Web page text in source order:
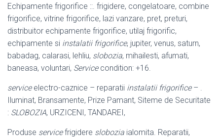
Echipamente frigorifice ::. frigidere, congelatoare, combine
frigorifice, vitrine frigorifice, lazi vanzare, pret, preturi,
distribuitor echipamente frigorifice, utilaj frigorific,
echipamente si instalatii frigorifice, jupiter, venus, saturn,
babadag, calarasi, lehliu, slobozia, mihailesti, afumati,
baneasa, voluntari, Servicecondition: +16.
serviceelectro-caznice – reparatii instalatii frigorifice– .
Iluminat, Bransamente, Prize Pamant, Siteme de Securitate
: SLOBOZIA, URZICENI, TANDAREI,
Produse servicefrigidere slobozia ialomita. Reparatii,